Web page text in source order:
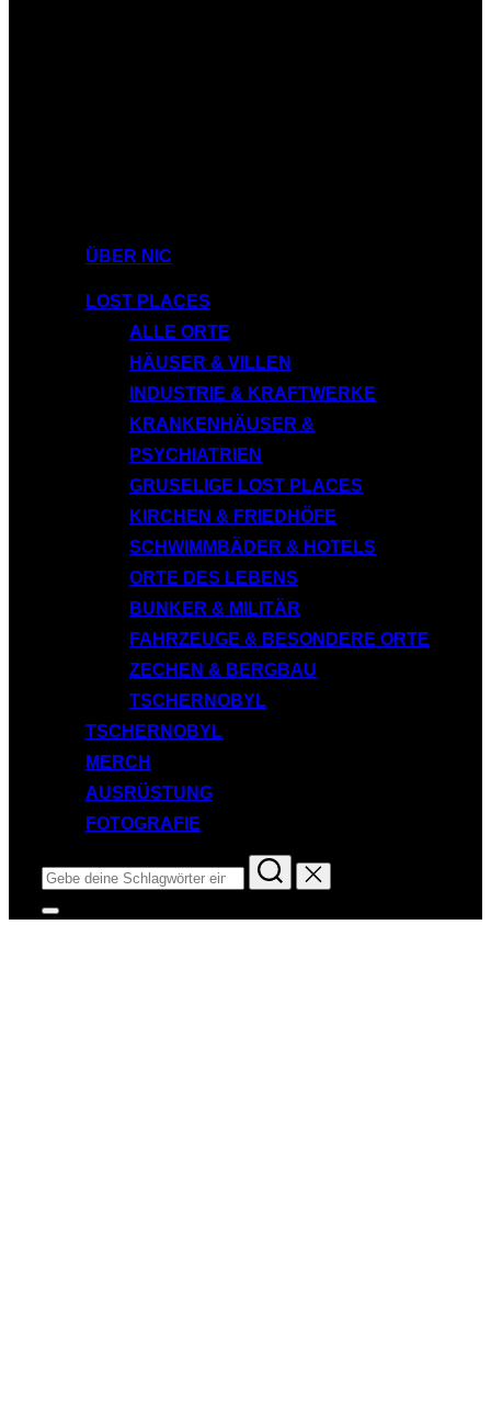
ÜBER NIC
LOST PLACES
ALLE ORTE
HÄUSER & VILLEN
INDUSTRIE & KRAFTWERKE
KRANKENHÄUSER &
PSYCHIATRIEN
GRUSELIGE LOST PLACES
KIRCHEN & FRIEDHÖFE
SCHWIMMBÄDER & HOTELS
ORTE DES LEBENS
BUNKER & MILITÄR
FAHRZEUGE & BESONDERE ORTE
ZECHEN & BERGBAU
TSCHERNOBYL
TSCHERNOBYL
MERCH
AUSRÜSTUNG
FOTOGRAFIE
Suchen
nach:
Seitenleiste